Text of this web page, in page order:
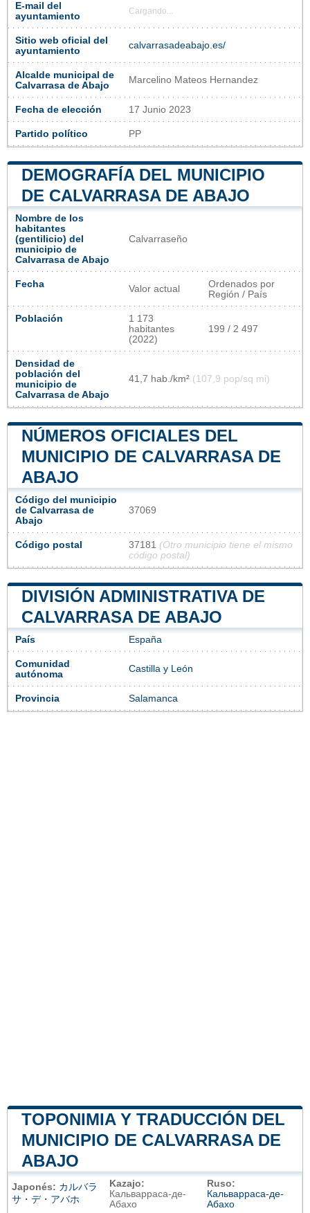
E-mail del
ayuntamiento
Cargando...
Sitio web oficial del
ayuntamiento
calvarrasadeabajo.es/
Alcalde municipal de
Calvarrasa de Abajo
Marcelino Mateos Hernandez
Fecha de elección 17 Junio 2023
Partido político PP
DEMOGRAFÍA DEL MUNICIPIO
DE CALVARRASA DE ABAJO
Nombre de los
habitantes
(gentilicio) del
municipio de
Calvarrasa de Abajo
Calvarraseño
Fecha Valor actual
Ordenados por
Región / País
Población
1 173
habitantes
(2022)
199 / 2 497
Densidad de
población del
municipio de
Calvarrasa de Abajo
41,7 hab./km² (107,9 pop/sq mi)
NÚMEROS OFICIALES DEL
MUNICIPIO DE CALVARRASA DE
ABAJO
Código del municipio
de Calvarrasa de
Abajo
37069
Código postal 37181 (Otro municipio tiene el mismo
código postal)
DIVISIÓN ADMINISTRATIVA DE
CALVARRASA DE ABAJO
País España
Comunidad
autónoma
Castilla y León
Provincia Salamanca
TOPONIMIA Y TRADUCCIÓN DEL
MUNICIPIO DE CALVARRASA DE
ABAJO
Japonés: カルバラ
サ・デ・アバホ
Kazajo:
Кальварраса-де-
Абахо
Ruso:
Кальварраса-де-
Абахо